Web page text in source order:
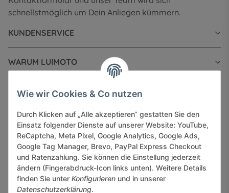
schnellstmöglich um Dein Anliegen kümmern.
KUNDENSERVICE
WARUM LUIMOTO
INFORMATIONEN
GESETZLICHE INFORMATIONEN
Sicher bezahlen via:
Wie wir Cookies & Co nutzen
Durch Klicken auf „Alle akzeptieren“ gestatten Sie den
Einsatz folgender Dienste auf unserer Website: YouTube,
ReCaptcha, Meta Pixel, Google Analytics, Google Ads,
Google Tag Manager, Brevo, PayPal Express Checkout
und Ratenzahlung. Sie können die Einstellung jederzeit
ändern (Fingerabdruck-Icon links unten). Weitere Details
finden Sie unter Konfigurieren und in unserer
Datenschutzerklärung.